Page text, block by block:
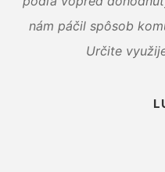
nám páčil spôsob
Určite